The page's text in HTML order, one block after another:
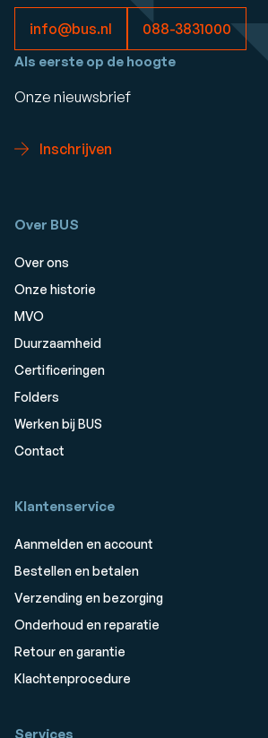
info@bus.nl 088-3831000
Als eerste op de hoogte
Onze nieuwsbrief
Inschrijven
Over BUS
Over ons
Onze historie
MVO
Duurzaamheid
Certificeringen
Folders
Werken bij BUS
Contact
Klantenservice
Aanmelden en account
Bestellen en betalen
Verzending en bezorging
Onderhoud en reparatie
Retour en garantie
Klachtenprocedure
Services